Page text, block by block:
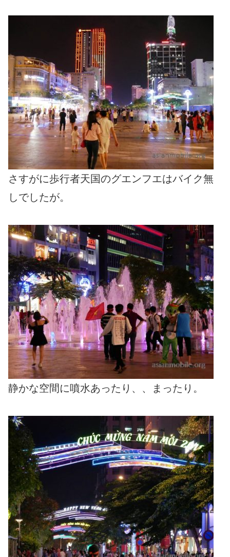
さすがに歩行者天国のグエンフエはバイク無
しでしたが。
静かな空間に噴水あったり、、まったり。